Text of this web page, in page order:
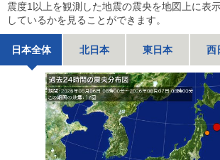
震度1以上を観測した地震の震央を地図上に表
しているかを見ることができます。
日本全体 北日本 東日本 西